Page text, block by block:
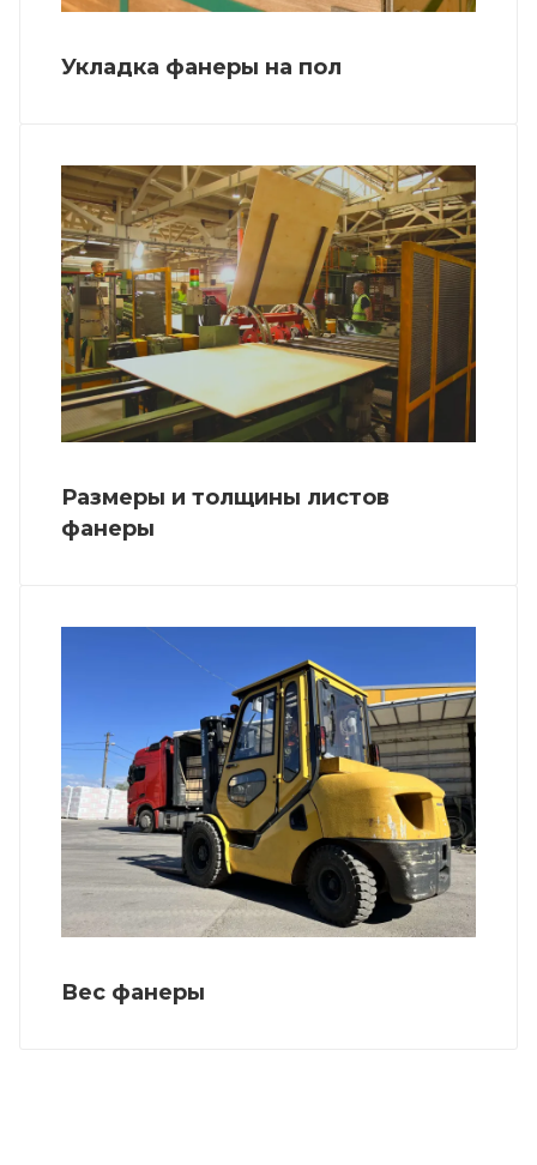
Укладка фанеры на пол
Размеры и толщины листов
фанеры
Вес фанеры